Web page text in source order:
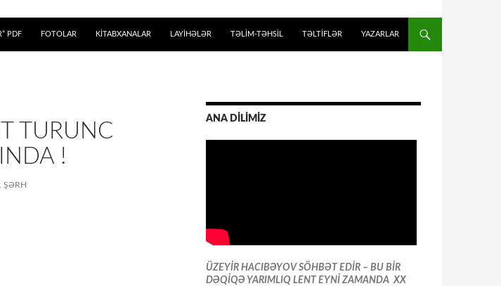
PDF FOTOLAR KİTABXANALAR LAYİHƏLƏR TƏLIM-TƏHSIL TƏLTİFLƏR YAZARLAR
TURUNC
!
ŞƏRH
ANA DİLİMİZ
ÜZEYİR HACIBƏYOV SÖHBƏT EDİR – BU BİR
DƏQİQƏ YARIMLIQ LENT EYNİ ZAMANDA XX